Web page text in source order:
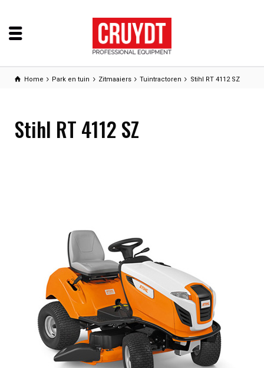
Home Park en tuin Zitmaaiers Tuintractoren Stihl RT 4112 SZ
Stihl RT 4112 SZ